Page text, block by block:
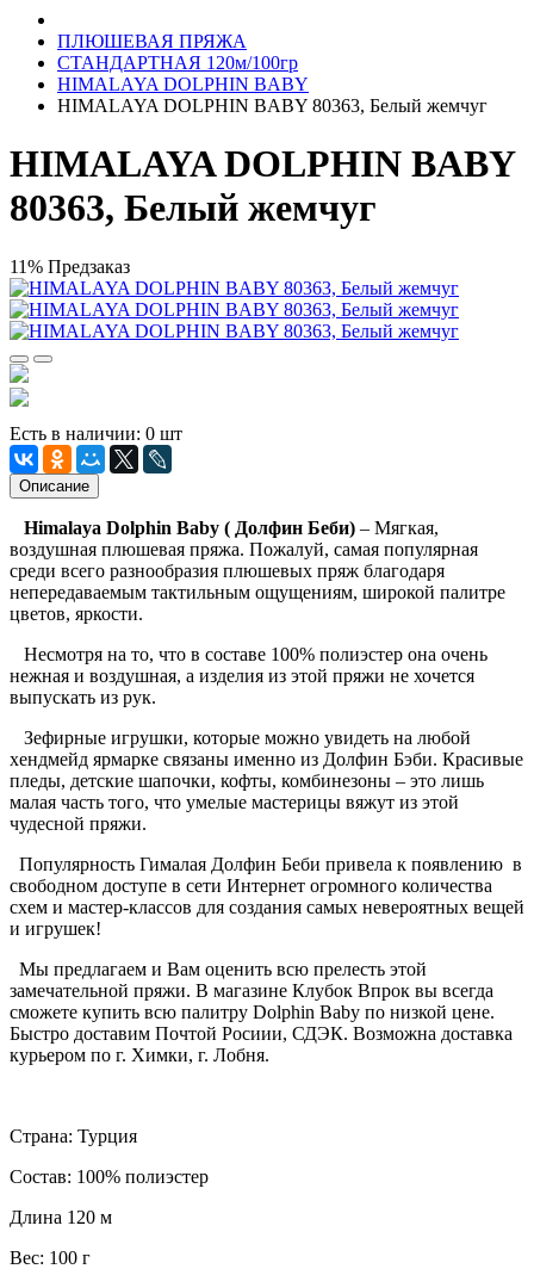
ПЛЮШЕВАЯ ПРЯЖА
СТАНДАРТНАЯ 120м/100гр
HIMALAYA DOLPHIN BABY
HIMALAYA DOLPHIN BABY 80363, Белый жемчуг
HIMALAYA DOLPHIN BABY
80363, Белый жемчуг
11% Предзаказ
Есть в наличии: 0 шт
Описание
Himalaya Dolphin Baby ( Долфин Беби) – Мягкая,
воздушная плюшевая пряжа. Пожалуй, самая популярная
среди всего разнообразия плюшевых пряж благодаря
непередаваемым тактильным ощущениям, широкой палитре
цветов, яркости.
Несмотря на то, что в составе 100% полиэстер она очень
нежная и воздушная, а изделия из этой пряжи не хочется
выпускать из рук.
Зефирные игрушки, которые можно увидеть на любой
хендмейд ярмарке связаны именно из Долфин Бэби. Красивые
пледы, детские шапочки, кофты, комбинезоны – это лишь
малая часть того, что умелые мастерицы вяжут из этой
чудесной пряжи.
Популярность Гималая Долфин Беби привела к появлению в
свободном доступе в сети Интернет огромного количества
схем и мастер-классов для создания самых невероятных вещей
и игрушек!
Мы предлагаем и Вам оценить всю прелесть этой
замечательной пряжи. В магазине Клубок Впрок вы всегда
сможете купить всю палитру Dolphin Baby по низкой цене.
Быстро доставим Почтой Росиии, СДЭК. Возможна доставка
курьером по г. Химки, г. Лобня.
Страна: Турция
Состав: 100% полиэстер
Длина 120 м
Вес: 100 г